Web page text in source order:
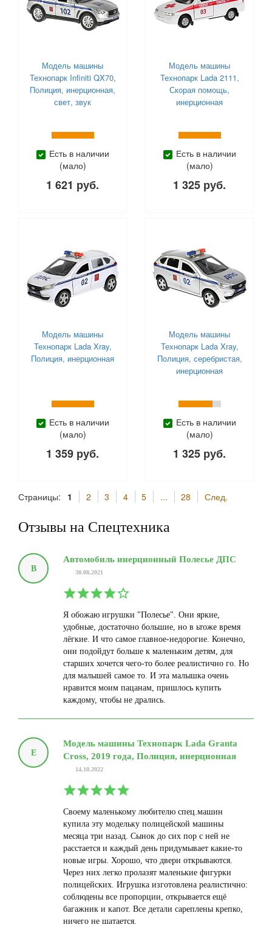
Модель машины
Технопарк Infiniti QX70,
Полиция, инерционная,
свет, звук
Есть в наличии
(мало)
1 621 руб.
Модель машины
Технопарк Lada 2111,
Скорая помощь,
инерционная
Есть в наличии
(мало)
1 325 руб.
Модель машины
Технопарк Lada Xray,
Полиция, инерционная
Есть в наличии
(мало)
1 359 руб.
Модель машины
Технопарк Lada Xray,
Полиция, серебристая,
инерционная
Есть в наличии
(мало)
1 325 руб.
Страницы: 1 2 3 4 5 ... 28 След.
Отзывы на Спецтехника
В
Автомобиль инерционный Полесье ДПС
30.08.2021
Я обожаю игрушки "Полесье". Они яркие,
удобные, достаточно большие, но в ьтоже время
лёгкие. И что самое главное-недорогие. Конечно,
они подойдут больше к маленьким детям, для
старших хочется чего-то более реалистично го. Но
для малышей самое то. И эта малышка очень
нравится моим пацанам, пришлось купить
каждому, чтобы не дрались.
Е
Модель машины Технопарк Lada Granta
Cross, 2019 года, Полиция, инерционная
14.10.2022
Своему маленькому любителю спец.машин
купила эту модельку полицейской машины
месяца три назад. Сынок до сих пор с ней не
расстается и каждый день придумывает какие-то
новые игры. Хорошо, что двери открываются.
Через них легко пролазят маленькие фигурки
полицейских. Игрушка изготовлена реалистично:
соблюдены все пропорции, открывается ещё
багажник и капот. Все детали сареплены крепко,
ничего не шатается.